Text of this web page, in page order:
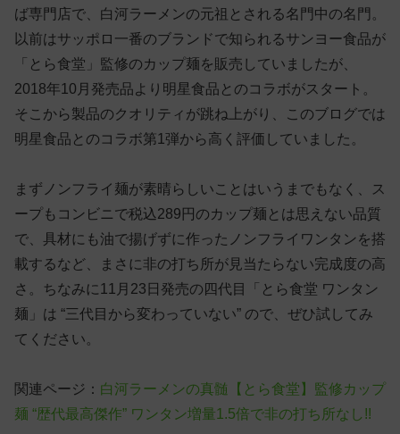
ば専門店で、白河ラーメンの元祖とされる名門中の名門。
以前はサッポロ一番のブランドで知られるサンヨー食品が
「とら食堂」監修のカップ麺を販売していましたが、
2018年10月発売品より明星食品とのコラボがスタート。
そこから製品のクオリティが跳ね上がり、このブログでは
明星食品とのコラボ第1弾から高く評価していました。
まずノンフライ麺が素晴らしいことはいうまでもなく、ス
ープもコンビニで税込289円のカップ麺とは思えない品質
で、具材にも油で揚げずに作ったノンフライワンタンを搭
載するなど、まさに非の打ち所が見当たらない完成度の高
さ。ちなみに11月23日発売の四代目「とら食堂 ワンタン
麺」は “三代目から変わっていない” ので、ぜひ試してみ
てください。
関連ページ： 白河ラーメンの真髄【とら食堂】監修カップ
麺 “歴代最高傑作” ワンタン増量1.5倍で非の打ち所なし!!